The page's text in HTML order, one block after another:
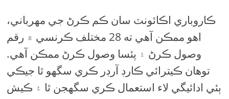
ڪاروباري اڪائونٽ سان ڪم ڪرڻ جي مهرباني،
اهو ممڪن آهي ته 28 مختلف ڪرنسي ۾ رقم
وصول ڪرڻ ۽ پئسا وصول ڪرڻ ممڪن آهي.
توهان ڪيترائي ڪارڊ آرڊر ڪري سگهو ٿا جيڪي
ٻئي ادائيگي لاء استعمال ڪري سگهجن ٿا ۽ ڪيش